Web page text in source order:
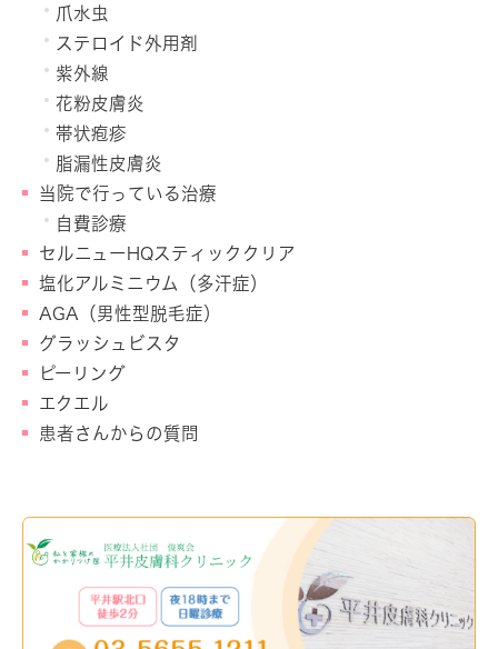
爪水虫
ステロイド外用剤
紫外線
花粉皮膚炎
帯状疱疹
脂漏性皮膚炎
当院で行っている治療
自費診療
セルニューHQスティッククリア
塩化アルミニウム（多汗症）
AGA（男性型脱毛症）
グラッシュビスタ
ピーリング
エクエル
患者さんからの質問